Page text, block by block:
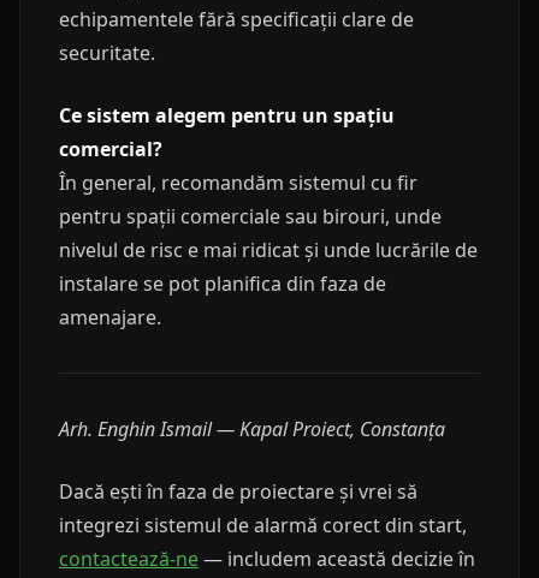
echipamentele fără specificații clare de
securitate.
Ce sistem alegem pentru un spațiu
comercial?
În general, recomandăm sistemul cu fir
pentru spații comerciale sau birouri, unde
nivelul de risc e mai ridicat și unde lucrările de
instalare se pot planifica din faza de
amenajare.
Arh. Enghin Ismail — Kapal Proiect, Constanța
Dacă ești în faza de proiectare și vrei să
integrezi sistemul de alarmă corect din start,
contactează-ne— includem această decizie în